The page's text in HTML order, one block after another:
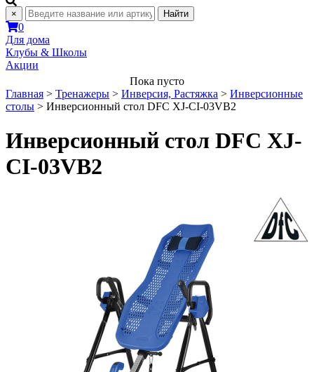
× Найти
0
Для дома
Клубы & Школы
Акции
Пока пусто
Главная > Тренажеры > Инверсия, Растяжка > Инверсионные
столы > Инверсионный стол DFC XJ-CI-03VB2
Инверсионный стол DFC XJ-
CI-03VB2